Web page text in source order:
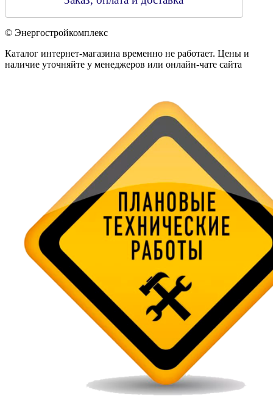
© Энергостройкомплекс
Каталог интернет-магазина временно не работает. Цены и
наличие уточняйте у менеджеров или онлайн-чате сайта